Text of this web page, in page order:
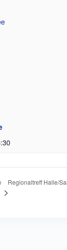
Regionaltreff Halle/